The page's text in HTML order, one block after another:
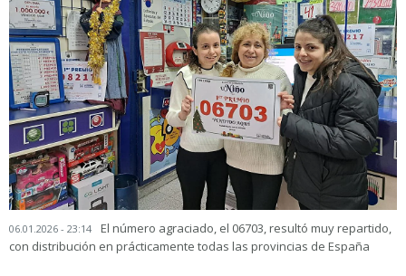
06.01.2026 - 23:14
El número agraciado, el 06703, resultó muy repartido,
con distribución en prácticamente todas las provincias de España